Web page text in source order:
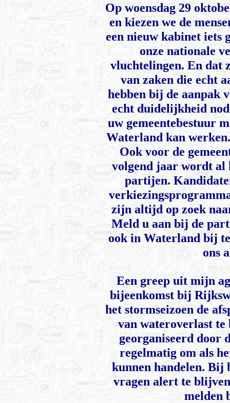
Op woensdag 29
en kiezen we de
een nieuw kabinet iets
onze nationale
vluchtelingen. En dat
van zaken die echt
hebben bij de aanpak
echt duidelijkheid
uw gemeentebestuur
Waterland kan
Ook voor de
volgend jaar wordt al
partijen.
zijn altijd op zoek
Meld u aan bij de
ook in Waterland bij
ons
Een greep uit mijn
bijeenkomst bij
het stormseizoen de
van wateroverlast te
georganiseerd door
regelmatig om als
kunnen handelen. Bij
vragen alert te
melden